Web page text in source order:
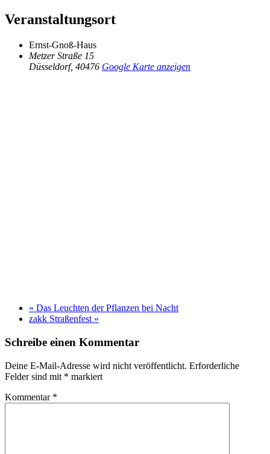
Veranstaltungsort
Ernst-Gnoß-Haus
Metzer Straße 15
Düsseldorf, 40476 Google Karte anzeigen
« Das Leuchten der Pflanzen bei Nacht
zakk Straßenfest »
Schreibe einen Kommentar
Deine E-Mail-Adresse wird nicht veröffentlicht. Erforderliche
Felder sind mit * markiert
Kommentar *